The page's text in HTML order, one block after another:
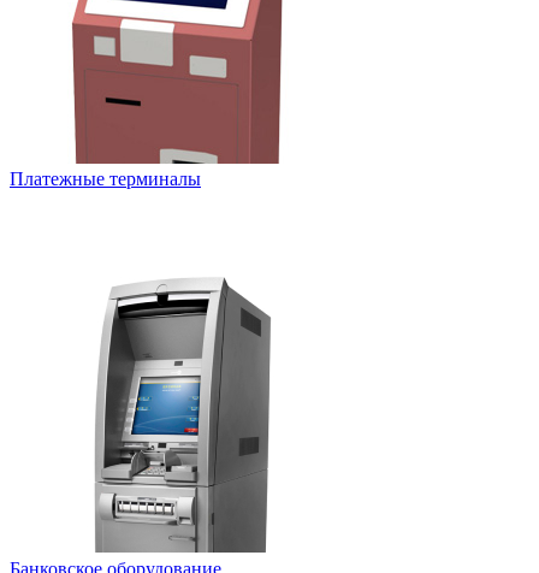
Платежные терминалы
Банковское оборудование